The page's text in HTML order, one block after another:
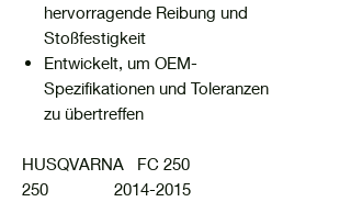
hervorragende Reibung und
Stoßfestigkeit
Entwickelt, um OEM-
Spezifikationen und Toleranzen
zu übertreffen
HUSQVARNA FC 250
250 2014-2015